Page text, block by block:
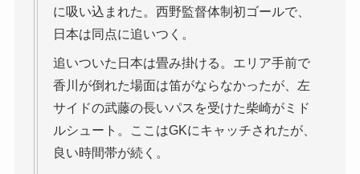
に吸い込まれた。西野監督体制初ゴールで、
日本は同点に追いつく。
追いついた日本は畳み掛ける。エリア手前で
香川が倒れた場面は笛がならなかったが、左
サイドの武藤の長いパスを受けた柴崎がミド
ルシュート。ここはGKにキャッチされたが、
良い時間帯が続く。